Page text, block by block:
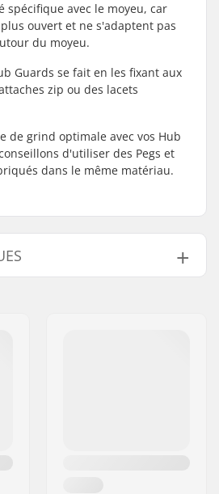
spécifique avec le moyeu, car
ouvert et ne s'adaptent pas
du moyeu.
Guards se fait en les fixant aux
zip ou des lacets
de grind optimale avec vos Hub
d'utiliser des Pegs et
dans le même matériau.